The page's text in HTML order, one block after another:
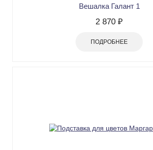
Вешалка Галант 1
2 870 ₽
ПОДРОБНЕЕ